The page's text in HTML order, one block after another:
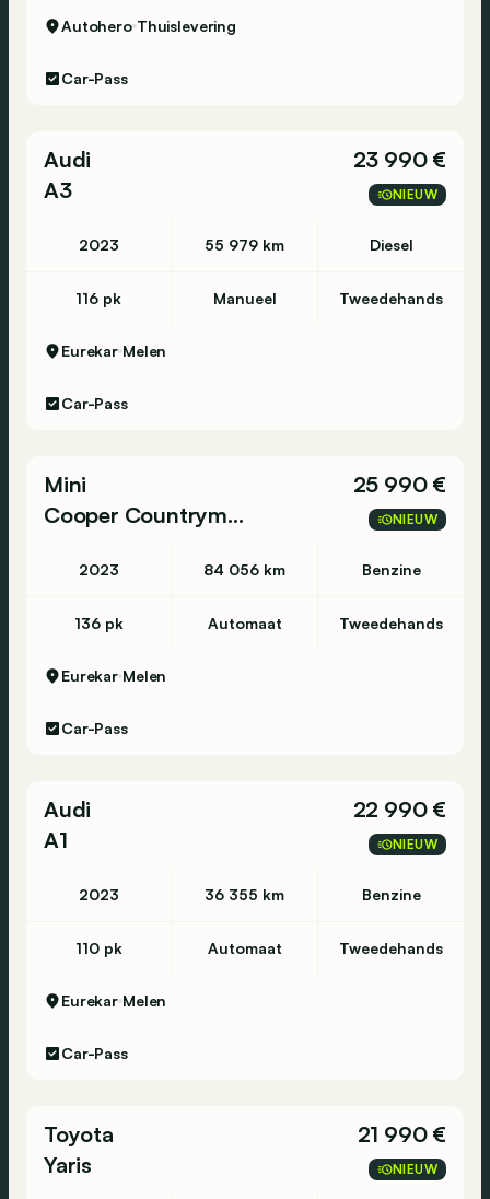
Autohero Thuislevering
Car-Pass
Audi
A3
23 990 €
NIEUW
2023 55 979 km Diesel
116 pk Manueel Tweedehands
Eurekar Melen
Car-Pass
Mini
Cooper Countryman
25 990 €
NIEUW
2023 84 056 km Benzine
136 pk Automaat Tweedehands
Eurekar Melen
Car-Pass
Audi
A1
22 990 €
NIEUW
2023 36 355 km Benzine
110 pk Automaat Tweedehands
Eurekar Melen
Car-Pass
Toyota
Yaris
21 990 €
NIEUW